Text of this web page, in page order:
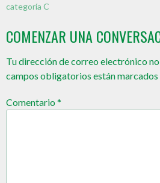
categoría C
COMENZAR UNA
Tu dirección de correo electrónico
campos obligatorios están marcados
Comentario*